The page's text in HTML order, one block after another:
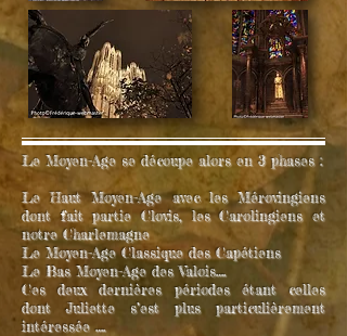
Le Moyen-Age se découpe alors en 3 phases :
Le Haut Moyen-Age avec les Mérovingiens
dont fait partie Clovis, les Carolingiens et
notre Charlemagne
Le Moyen-Age Classique des Capétiens
Le Bas Moyen-Age des Valois….
Ces deux dernières périodes étant celles
dont Juliette s’est plus particulièrement
intéressée ….